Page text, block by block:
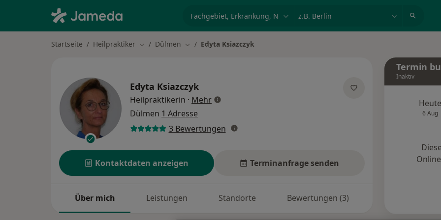
Startseite Heilpraktiker Stadt ändern
Dülmen Stadt ändern
Edyta Ksiazczyk
Edyta Ksiazczyk
Heilpraktikerin · Mehrüber Spezialisierungen
Dülmen 1 Adresse
3 Bewertungen
Kontaktdaten anzeigen Terminanfrage senden
Über mich Leistungen Standorte Bewertungen (3)
Termin
Inaktiv
Heute
6 Aug